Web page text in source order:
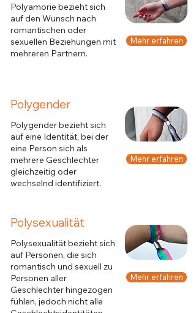
Polyamorie bezieht sich
auf den Wunsch nach
romantischen oder
sexuellen Beziehungen mit
mehreren Partnern.
Mehr erfahren
Polygender
Polygender bezieht sich
auf eine Identität, bei der
eine Person sich als
mehrere Geschlechter
gleichzeitig oder
wechselnd identifiziert.
Mehr erfahren
Polysexualität
Polysexualität bezieht sich
auf Personen, die sich
romantisch und sexuell zu
Personen aller
Geschlechter hingezogen
fühlen, jedoch nicht alle
Mehr erfahren